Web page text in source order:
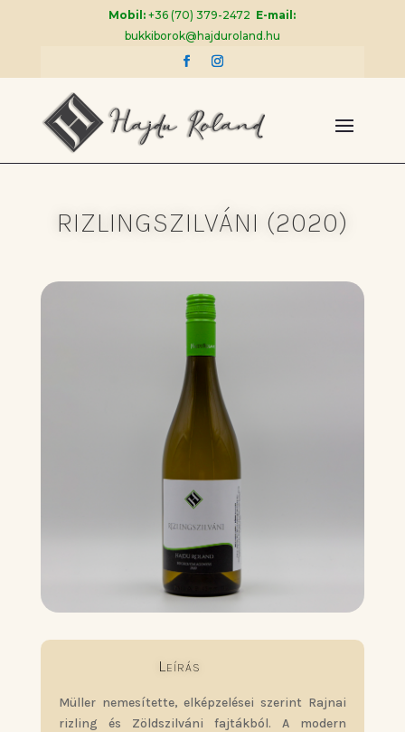
Mobil: +36 (70) 379-2472 E-mail:
bukkiborok@hajduroland.hu
RIZLINGSZILVÁNI (2020)
Leírás
Müller nemesítette, elképzelései szerint Rajnai
rizling és Zöldszilváni fajtákból. A modern